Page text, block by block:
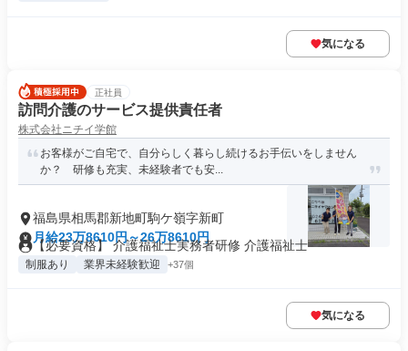
気になる
正社員
訪問介護のサービス提供責任者
株式会社ニチイ学館
お客様がご自宅で、自分らしく暮らし続けるお手伝いをしません
か？ 研修も充実、未経験者でも安...
福島県相馬郡新地町駒ケ嶺字新町
月給23万8610円～26万8610円
【必要資格】 介護福祉士実務者研修 介護福祉士
制服あり 業界未経験歓迎 +37個
気になる